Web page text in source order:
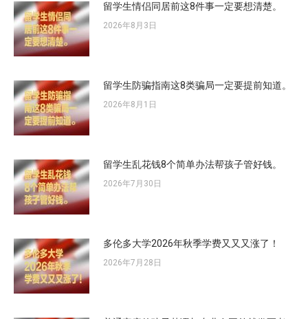
留学生情侣同居前这8件事一定要想清楚。
2026年8月3日
留学生防骗指南这8类骗局一定要提前知道。
2026年8月1日
留学生乱花钱8个简单办法帮孩子管好钱。
2026年7月30日
多伦多大学2026年秋季学费又又又涨了！
2026年7月28日